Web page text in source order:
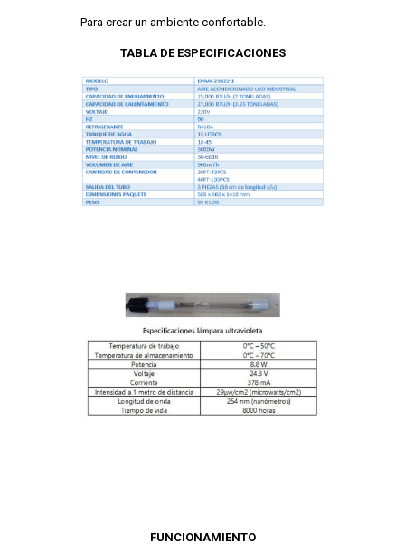
Para crear un ambiente confortable.
TABLA DE ESPECIFICACIONES
FUNCIONAMIENTO